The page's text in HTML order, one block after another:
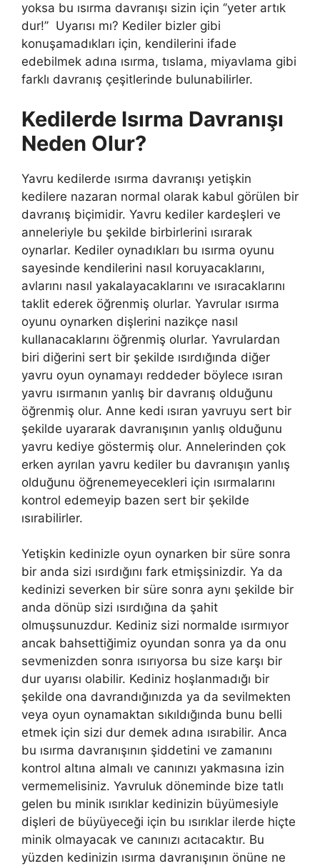
yoksa bu ısırma davranışı sizin için ‘’yeter artık
dur!’’ Uyarısı mı? Kediler bizler gibi
konuşamadıkları için, kendilerini ifade
edebilmek adına ısırma, tıslama, miyavlama gibi
farklı davranış çeşitlerinde bulunabilirler.
Kedilerde Isırma Davranışı
Neden Olur?
Yavru kedilerde ısırma davranışı yetişkin
kedilere nazaran normal olarak kabul görülen bir
davranış biçimidir. Yavru kediler kardeşleri ve
anneleriyle bu şekilde birbirlerini ısırarak
oynarlar. Kediler oynadıkları bu ısırma oyunu
sayesinde kendilerini nasıl koruyacaklarını,
avlarını nasıl yakalayacaklarını ve ısıracaklarını
taklit ederek öğrenmiş olurlar. Yavrular ısırma
oyunu oynarken dişlerini nazikçe nasıl
kullanacaklarını öğrenmiş olurlar. Yavrulardan
biri diğerini sert bir şekilde ısırdığında diğer
yavru oyun oynamayı reddeder böylece ısıran
yavru ısırmanın yanlış bir davranış olduğunu
öğrenmiş olur. Anne kedi ısıran yavruyu sert bir
şekilde uyararak davranışının yanlış olduğunu
yavru kediye göstermiş olur. Annelerinden çok
erken ayrılan yavru kediler bu davranışın yanlış
olduğunu öğrenemeyecekleri için ısırmalarını
kontrol edemeyip bazen sert bir şekilde
ısırabilirler.
Yetişkin kedinizle oyun oynarken bir süre sonra
bir anda sizi ısırdığını fark etmişsinizdir. Ya da
kedinizi severken bir süre sonra aynı şekilde bir
anda dönüp sizi ısırdığına da şahit
olmuşsunuzdur. Kediniz sizi normalde ısırmıyor
ancak bahsettiğimiz oyundan sonra ya da onu
sevmenizden sonra ısırıyorsa bu size karşı bir
dur uyarısı olabilir. Kediniz hoşlanmadığı bir
şekilde ona davrandığınızda ya da sevilmekten
veya oyun oynamaktan sıkıldığında bunu belli
etmek için sizi dur demek adına ısırabilir. Anca
bu ısırma davranışının şiddetini ve zamanını
kontrol altına almalı ve canınızı yakmasına izin
vermemelisiniz. Yavruluk döneminde bize tatlı
gelen bu minik ısırıklar kedinizin büyümesiyle
dişleri de büyüyeceği için bu ısırıklar ilerde hiçte
minik olmayacak ve canınızı acıtacaktır. Bu
yüzden kedinizin ısırma davranışının önüne ne